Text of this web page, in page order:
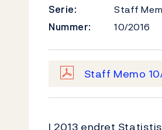
Serie:
Staff
Nummer:
10/2016
Staff Memo
I 2013 endret